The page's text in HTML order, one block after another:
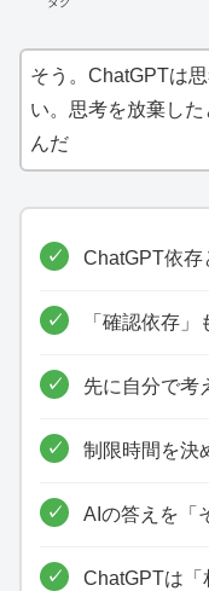
そう。ChatGPTは
い。思考を放棄し
んだ
ChatGPT依存
「確認依存
先に自分で考
制限時間を決
AIの答えを「
ChatGPTは「